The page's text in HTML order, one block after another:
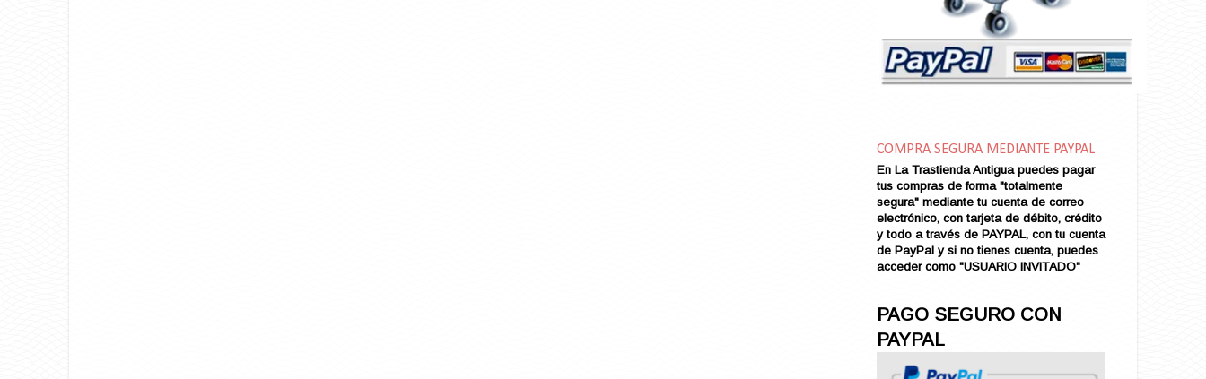
Amor a Medianoche
Amor en Conserva (VENDIDO)
Amor que Mata
Amor sin Refugio
Ana Karenina
Ana de Brooklyn
Ana y El Rey de Siam
Anatomía de un Asesinato
Andrés Harvey Millonario (VENDIDO)
Andrés Harvey Tenorio
Ansia de Amor (VENDIDO)
Aníbal
COMPRA SEGURA MEDIANTE PAYPAL
En La Trastienda Antigua puedes pagar
tus compras de forma "totalmente
segura" mediante tu cuenta de correo
electrónico, con tarjeta de débito, crédito
y todo a través de PAYPAL, con tu cuenta
de PayPal y si no tienes cuenta, puedes
acceder como "USUARIO INVITADO"
PAGO SEGURO CON
PAYPAL